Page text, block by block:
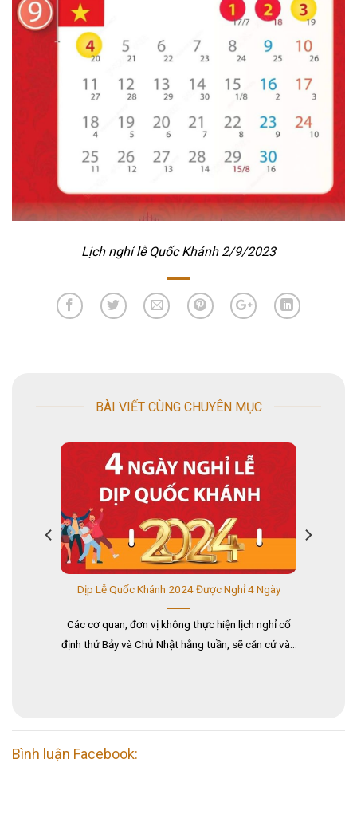
Lịch nghỉ lễ Quốc Khánh 2/9/2023
BÀI VIẾT CÙNG CHUYÊN MỤC
Dịp Lễ Quốc Khánh 2024 Được Nghỉ 4 Ngày
Các cơ quan, đơn vị không thực hiện lịch nghỉ cố
định thứ Bảy và Chủ Nhật hằng tuần, sẽ căn cứ vào
Bình luận Facebook: